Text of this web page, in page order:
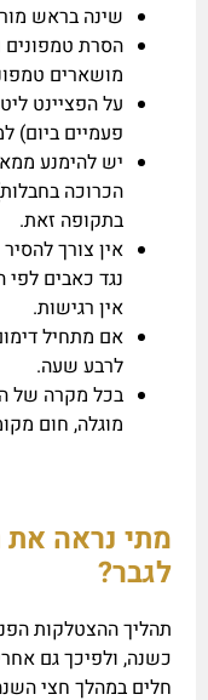
שינה בראש
מושארים
פעמיים ביום) למשך
יש להימנע
בתקופה זאת.
אין צורך
נגד כאבים לפי
אין רגישות.
אם מתחיל
לרבע שעה.
בכל מקרה של
מוגלה, חום
מתי נראה את
לגבר?
תהליך ההצטלקות
כשנה, ולפיכך גם
חלים במהלך חצי